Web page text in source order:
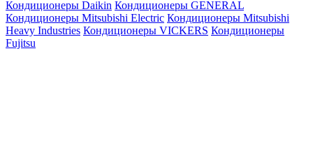
Кондиционеры Daikin Кондиционеры GENERAL
Кондиционеры Mitsubishi Electric Кондиционеры Mitsubishi
Heavy Industries Кондиционеры VICKERS Кондиционеры
Fujitsu